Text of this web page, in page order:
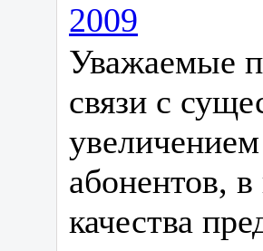
2009
Уважаемые
связи с
абонентов,
качества